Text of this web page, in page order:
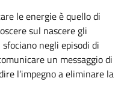
le energie è quello di
sul nascere gli
negli episodi di
un messaggio di
l’impegno a eliminare la